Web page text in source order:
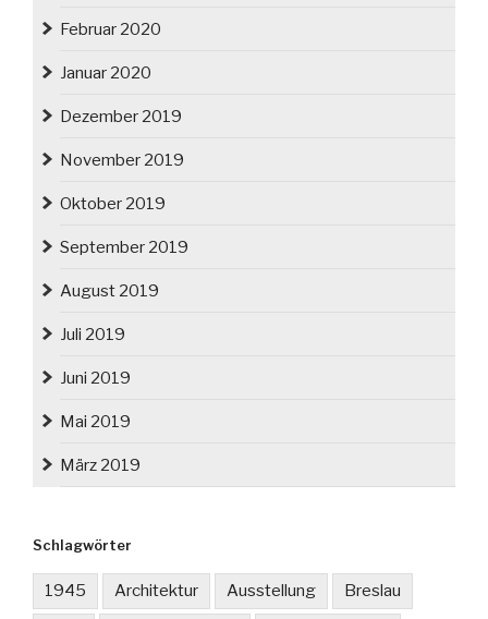
Februar 2020
Januar 2020
Dezember 2019
November 2019
Oktober 2019
September 2019
August 2019
Juli 2019
Juni 2019
Mai 2019
März 2019
Schlagwörter
1945 Architektur Ausstellung Breslau